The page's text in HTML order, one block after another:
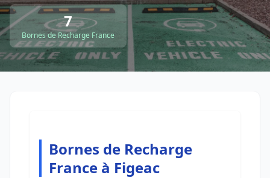
7
Bornes de Recharge France
Bornes de Recharge
France à Figeac